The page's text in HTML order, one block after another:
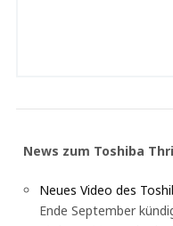
News zum Toshiba
Neues Video des
Ende September